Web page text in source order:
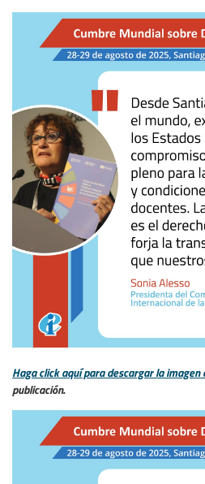
Haga click aquí para descargar la imagen
publicación.